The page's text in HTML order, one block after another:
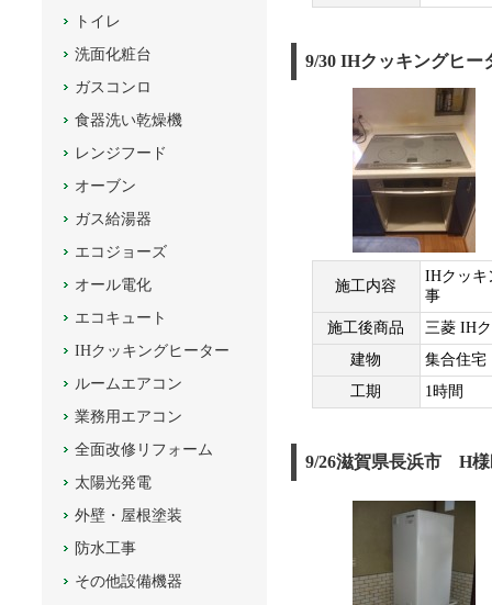
9/30 IHクッキングヒー
施工内容
IHクッキ
事
施工後商品
三菱 IH
建物
集合住宅
工期
1時間
9/26滋賀県長浜市 H
トイレ
洗面化粧台
ガスコンロ
食器洗い乾燥機
レンジフード
オーブン
ガス給湯器
エコジョーズ
オール電化
エコキュート
IHクッキングヒーター
ルームエアコン
業務用エアコン
全面改修リフォーム
太陽光発電
外壁・屋根塗装
防水工事
その他設備機器